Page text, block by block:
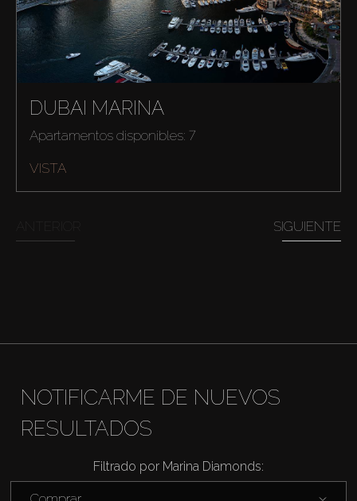
Comprar
Venta
DUBAI MARINA
Apartamentos disponibles: 7
VISTA
SIGUIENTE
NOTIFICARME DE NUEVOS
RESULTADOS
Filtrado por Marina Diamonds: